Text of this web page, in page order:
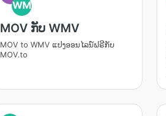
WM
MOV ກັບ WMV
MOV to WMV ແປງອອນໄລນ໌ຟຣີກັບ
MOV.to